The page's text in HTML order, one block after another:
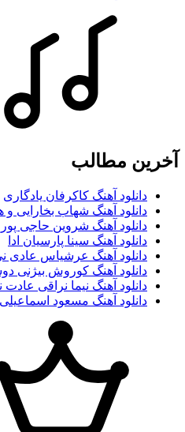
آخرین مطالب
دانلود آهنگ کاکرفان یادگاری
دانلود آهنگ شهاب بخارایی
دانلود آهنگ شروین حاجی
دانلود آهنگ سینا پارسیان ادا
دانلود آهنگ عرشیاس عادی
دانلود آهنگ کوروش بیژنی
دانلود آهنگ نیما نراقی عادت
دانلود آهنگ مسعود